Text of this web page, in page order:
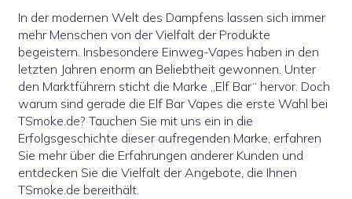
In der modernen Welt des Dampfens lassen sich immer
mehr Menschen von der Vielfalt der Produkte
begeistern. Insbesondere Einweg-Vapes haben in den
letzten Jahren enorm an Beliebtheit gewonnen. Unter
den Marktführern sticht die Marke „Elf Bar“ hervor. Doch
warum sind gerade die Elf Bar Vapes die erste Wahl bei
TSmoke.de? Tauchen Sie mit uns ein in die
Erfolgsgeschichte dieser aufregenden Marke, erfahren
Sie mehr über die Erfahrungen anderer Kunden und
entdecken Sie die Vielfalt der Angebote, die Ihnen
TSmoke.de bereithält.